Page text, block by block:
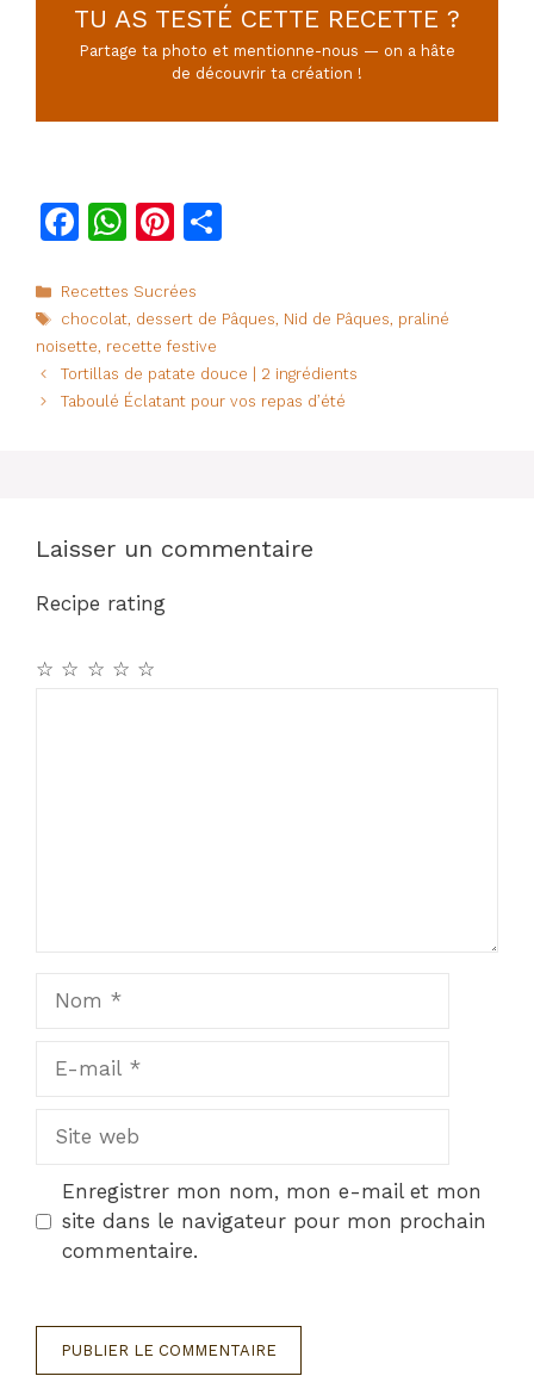
TU AS TESTÉ CETTE RECETTE ?
Partage ta photo et mentionne-nous — on a hâte
de découvrir ta création !
F
c
e
b
o
W
at
s
A
p
Pi
te
re
st
g
er
Catégories
Recettes Sucrées
Étiquettes
chocolat, dessert de Pâques, Nid de Pâques, praliné
noisette, recette festive
Tortillas de patate douce | 2 ingrédients
Taboulé Éclatant pour vos repas d’été
Laisser un commentaire
Recipe rating
☆
☆
☆
☆
☆
mail
web
Enregistrer mon nom, mon e-mail et mon
site dans le navigateur pour mon prochain
commentaire.